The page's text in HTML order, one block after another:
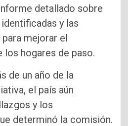
detallado sobre
y las
mejorar el
hogares de paso.
de un año de la
el país aún
y los
determinó la comisión.